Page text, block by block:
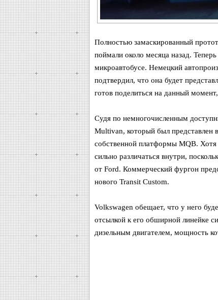
Полностью замаскированный
поймали около месяца назад.
микроавтобусе. Немецкий
подтвердил, что она будет
готов поделиться на данный
Судя по немногочисленным
Multivan, который был представлен
собственной платформы MQB.
сильно различаться внутри,
от Ford. Коммерческий фургон
нового Transit Custom.
Volkswagen обещает, что у него
отсылкой к его обширной линейке
дизельным двигателем, мощность